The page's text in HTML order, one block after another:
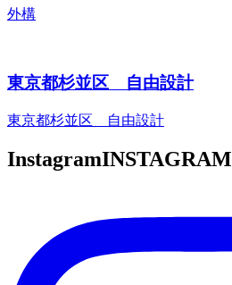
外構
東京都杉並区 自由設計
東京都杉並区 自由設計
InstagramINSTAGRAM